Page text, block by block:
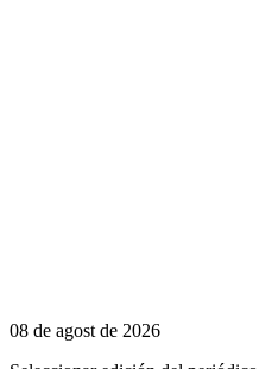
08 de agost de 2026